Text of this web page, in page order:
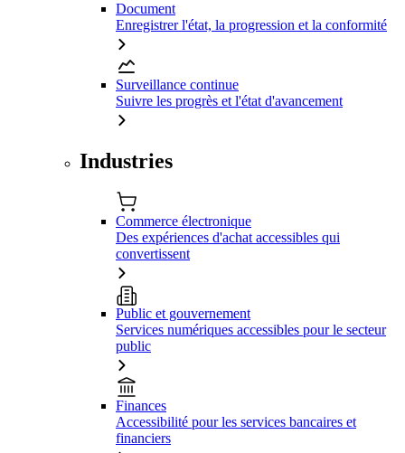
Document
Enregistrer l'état, la progression et la conformité
Surveillance continue
Suivre les progrès et l'état d'avancement
Industries
Commerce électronique
Des expériences d'achat accessibles qui
convertissent
Public et gouvernement
Services numériques accessibles pour le secteur
public
Finances
Accessibilité pour les services bancaires et
financiers